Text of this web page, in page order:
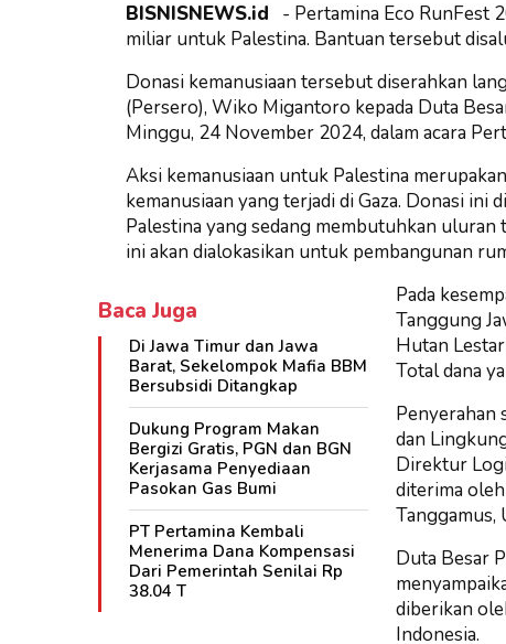
BISNISNEWS.id - Pertamina Eco RunFest
miliar untuk Palestina. Bantuan tersebut
Donasi kemanusiaan tersebut diserahkan
(Persero), Wiko Migantoro kepada Duta
Minggu, 24 November 2024, dalam acara
Aksi kemanusiaan untuk Palestina
kemanusiaan yang terjadi di Gaza. Donasi
Palestina yang sedang membutuhkan uluran
ini akan dialokasikan untuk pembangunan
Baca Juga
Di Jawa Timur dan Jawa
Barat, Sekelompok Mafia BBM
Bersubsidi Ditangkap
Dukung Program Makan
Bergizi Gratis, PGN dan BGN
Kerjasama Penyediaan
Pasokan Gas Bumi
PT Pertamina Kembali
Menerima Dana Kompensasi
Dari Pemerintah Senilai Rp
38.04 T
Pada
Tanggung
Hutan
Total dana
Penyerahan
dan
Direktur
diterima
Tanggamus,
Duta Besar
diberikan
Indonesia.